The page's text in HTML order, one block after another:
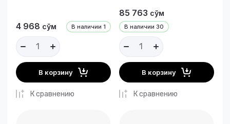
В наличии 1
4 968 сўм
В корзину
К сравнению
В наличии 30
85 763 сўм
В корзину
К сравнению